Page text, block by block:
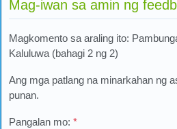
Mag-iwan sa amin ng
Magkomento sa araling ito:
Kaluluwa (bahagi 2 ng 2)
Ang mga patlang na minarkahan ng
punan.
Pangalan mo: *